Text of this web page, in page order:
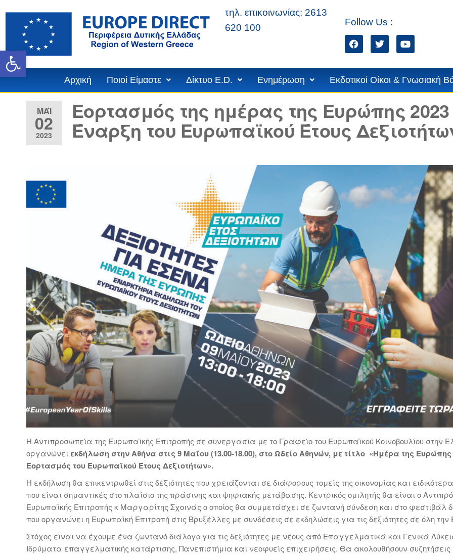
Ανοίξτε τη γραμμή εργαλείων
τηλ. επικοινωνίας: 2613
620 100
Follow Us :
Αρχική Ποιοί Είμαστε Δίκτυο E.D. Ενημέρωση Εκδοτικοί Οίκοι & Γνωσιακή
ΜΆΙ
02
2023
Εορτασμός της ημέρας της Ευρώπης 2023
Έναρξη του Ευρωπαϊκού Έτους
Η Αντιπροσωπεία της Ευρωπαϊκής Επιτροπής σε συνεργασία με το Γραφείο του Ευρωπαϊκού Κοινοβουλίου στην
οργανώνει εκδήλωση στην Αθήνα στις 9 Μαΐου (13.00-18.00), στο Ωδείο Αθηνών, με τίτλο «Ημέρα της
Εορτασμός του Ευρωπαϊκού Έτους Δεξιοτήτων».
Η εκδήλωση θα επικεντρωθεί στις δεξιότητες που χρειάζονται σε διάφορους τομείς της οικονομίας και
που είναι σημαντικές στο πλαίσιο της πράσινης και ψηφιακής μετάβασης. Κεντρικός ομιλητής θα είναι ο
Ευρωπαϊκής Επιτροπής κ Μαργαρίτης Σχοινάς ο οποίος θα συμμετάσχει σε ζωντανή σύνδεση και στο φεστιβάλ
που οργανώνει η Ευρωπαϊκή Επιτροπή στις Βρυξέλλες με συνδέσεις σε εκδηλώσεις για τις δεξιότητες σε όλη
Στόχος είναι να έχουμε ένα ζωντανό διάλογο για τις δεξιότητες με νέους από Επαγγελματικά και Γενικά
Ιδρύματα επαγγελματικής κατάρτισης, Πανεπιστήμια και νεοφυείς επιχειρήσεις. Θα ακολουθήσουν συζητήσεις